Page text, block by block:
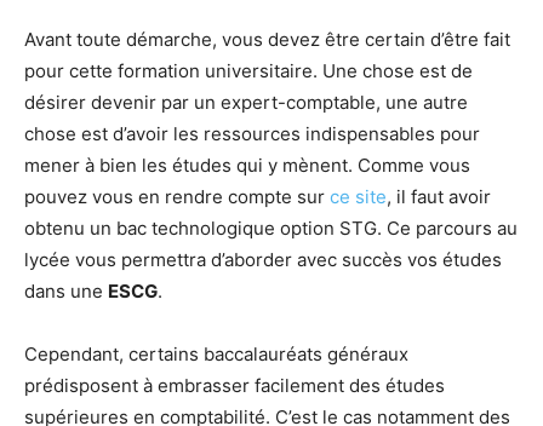
Avant toute démarche, vous devez être certain d’être fait
pour cette formation universitaire. Une chose est de
désirer devenir par un expert-comptable, une autre
chose est d’avoir les ressources indispensables pour
mener à bien les études qui y mènent. Comme vous
pouvez vous en rendre compte sur ce site, il faut avoir
obtenu un bac technologique option STG. Ce parcours au
lycée vous permettra d’aborder avec succès vos études
dans une ESCG.
Cependant, certains baccalauréats généraux
prédisposent à embrasser facilement des études
supérieures en comptabilité. C’est le cas notamment des